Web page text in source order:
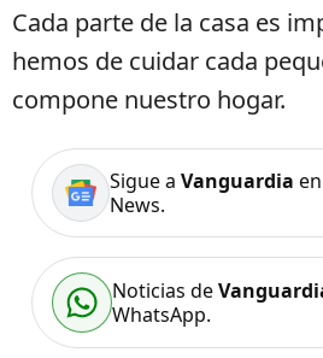
Cada parte de la casa es
hemos de cuidar cada
compone nuestro hogar.
Sigue a Vanguardia
News.
Noticias de
WhatsApp.